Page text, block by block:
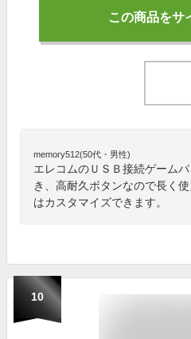
この商品をサ
memory512(50代・男性)
エレコムのＵＳＢ接続ゲーム
き、高耐久ボタンなので長く
はカスタマイズできます。
10